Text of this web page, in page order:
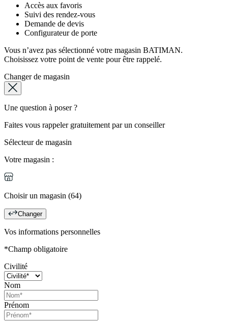
Accès aux favoris
Suivi des rendez-vous
Demande de devis
Configurateur de porte
Vous n’avez pas sélectionné votre magasin BATIMAN.
Choisissez votre point de vente pour être rappelé.
Changer de magasin
Une question à poser ?
Faites vous rappeler gratuitement par un conseiller
Sélecteur de magasin
Votre magasin :
Choisir un magasin (64)
Changer
Vos informations personnelles
*Champ obligatoire
Civilité
Nom
Prénom